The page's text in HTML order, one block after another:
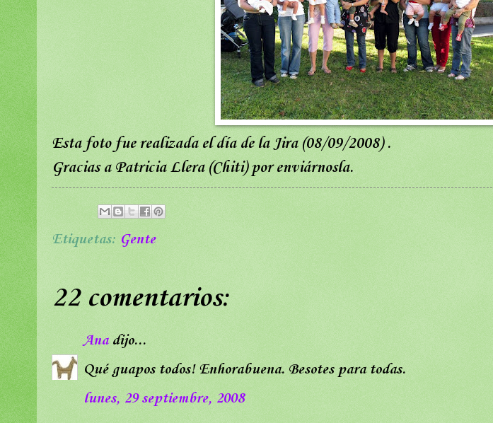
Esta foto fue realizada el día de la Jira (08/09/2008) .
Gracias a Patricia Llera (Chiti) por enviárnosla.
Etiquetas: Gente
22 comentarios:
Anadijo...
Qué guapos todos! Enhorabuena. Besotes para todas.
lunes, 29 septiembre, 2008